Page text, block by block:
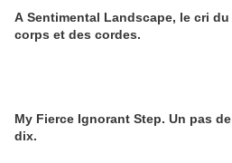
A Sentimental Landscape, le cri du
corps et des cordes.
My Fierce Ignorant Step. Un pas de
dix.